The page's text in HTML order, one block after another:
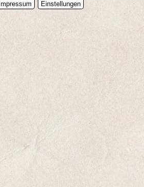
Impressum Einstellungen